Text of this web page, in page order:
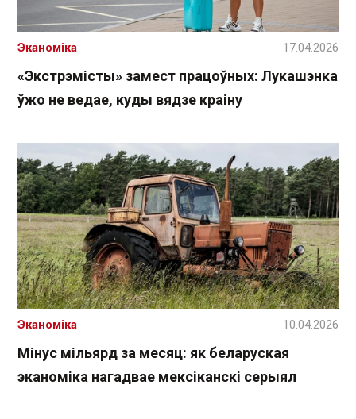
«Экстрэмісты» замест працоўных: Лукашэнка
ўжо не ведае, куды вядзе краіну
Эканоміка 17.04.2026
Мінус мільярд за месяц: як беларуская
эканоміка нагадвае мексіканскі серыял
Эканоміка 10.04.2026